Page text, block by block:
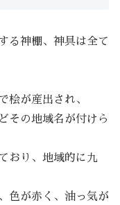
る神棚、神具は全て
桧が産出され、
その地域名が付けら
おり、地域的に九
色が赤く、油っ気が